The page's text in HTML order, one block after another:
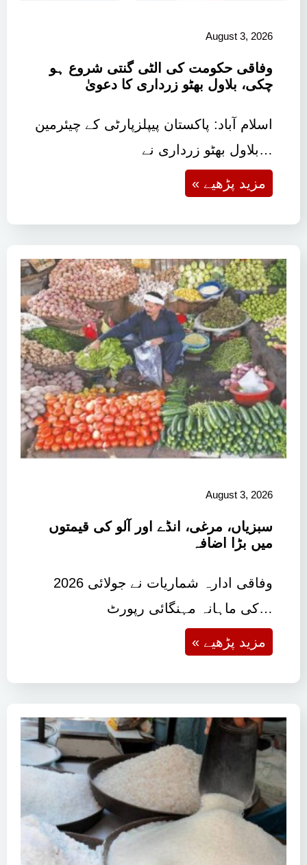
August 3, 2026
وفاقی حکومت کی الٹی گنتی شروع ہو
چکی، بلاول بھٹو زرداری کا دعویٰ
اسلام آباد: پاکستان پیپلزپارٹی کے چیئرمین
بلاول بھٹو زرداری نے…
« مزید پڑھیے
August 3, 2026
سبزیاں، مرغی، انڈے اور آلو کی قیمتوں
میں بڑا اضافہ
وفاقی ادارہ شماریات نے جولائی 2026
کی ماہانہ مہنگائی رپورٹ…
« مزید پڑھیے